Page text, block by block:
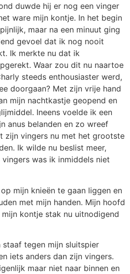
duwde hij er nog een vinger
ware mijn kontje. In het begin
maar na een minuut ging
gevoel dat ik nog nooit
Ik merkte nu dat ik
Waar zou dit nu naartoe
steeds enthousiaster werd,
doorgaan? Met zijn vrije hand
mijn nachtkastje geopend en
Ineens voelde ik een
anus belanden en zo wreef
zijn vingers nu met het grootste
Ik wilde nu beslist meer,
was ik inmiddels niet
mijn knieën te gaan liggen en
met mijn handen. Mijn hoofd
kontje stak nu uitnodigend
staaf tegen mijn sluitspier
iets anders dan zijn vingers.
maar niet naar binnen en